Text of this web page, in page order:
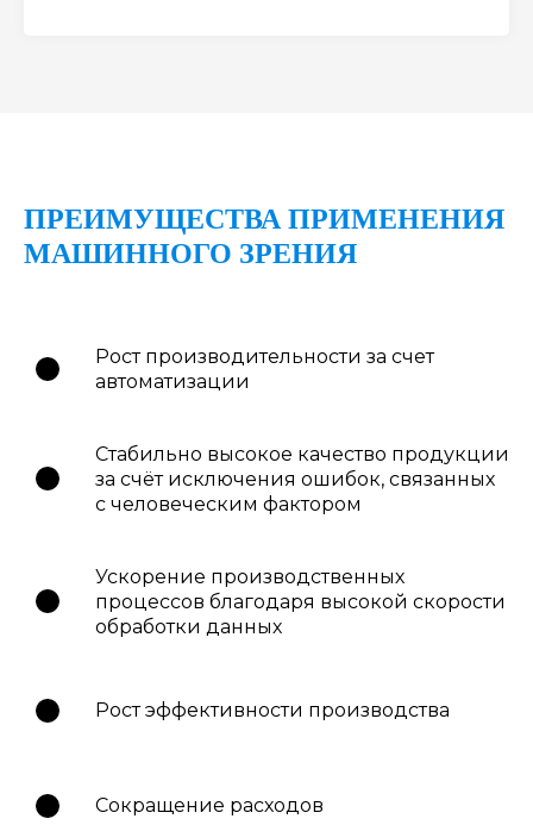
ПРЕИМУЩЕСТВА ПРИМЕНЕНИЯ
МАШИННОГО ЗРЕНИЯ
Рост производительности за счет
автоматизации
Стабильно высокое качество продукции
за счёт исключения ошибок, связанных
с человеческим фактором
Ускорение производственных
процессов благодаря высокой скорости
обработки данных
Рост эффективности производства
Сокращение расходов